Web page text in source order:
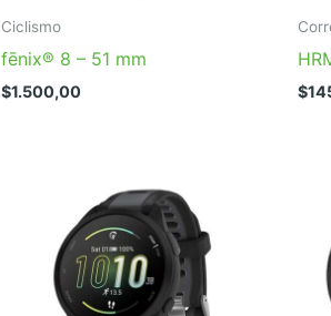
Ciclismo
fēnix® 8 – 51 mm
$1.500,00 $